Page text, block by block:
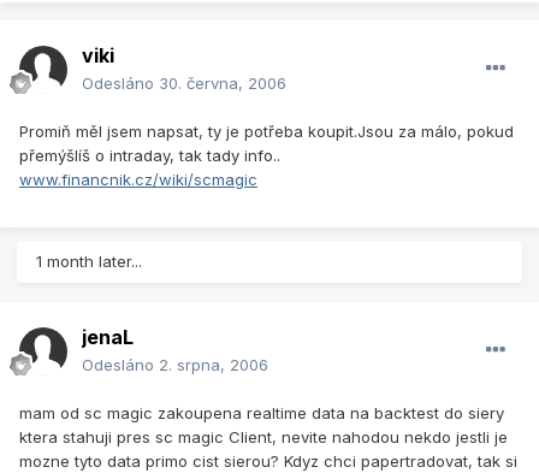
viki
Odesláno 30. června, 2006
Promiň měl jsem napsat, ty je potřeba koupit.Jsou za málo, pokud
přemýšlíš o intraday, tak tady info..
www.financnik.cz/wiki/scmagic
1 month later...
jenaL
Odesláno 2. srpna, 2006
mam od sc magic zakoupena realtime data na backtest do siery
ktera stahuji pres sc magic Client, nevite nahodou nekdo jestli je
mozne tyto data primo cist sierou? Kdyz chci papertradovat, tak si